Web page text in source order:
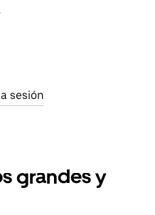
sesión
grandes y